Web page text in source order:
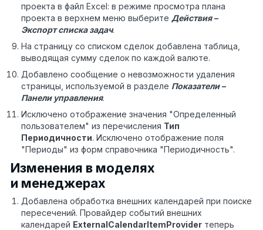
проекта в файл Excel: в режиме просмотра плана
проекта в верхнем меню выберите Действия –
Экспорт списка задач.
На страницу со списком сделок добавлена таблица,
выводящая сумму сделок по каждой валюте.
Добавлено сообщение о невозможности удаления
страницы, используемой в разделе Показатели –
Панели управления.
Исключено отображение значения "Определенный
пользователем" из перечисления Тип
Периодичности. Исключено отображение поля
"Периоды" из форм справочника "Периодичность".
Изменения в моделях
и менеджерах
Добавлена обработка внешних календарей при поиске
пересечений. Провайдер событий внешних
календарей ExternalCalendarItemProvider теперь